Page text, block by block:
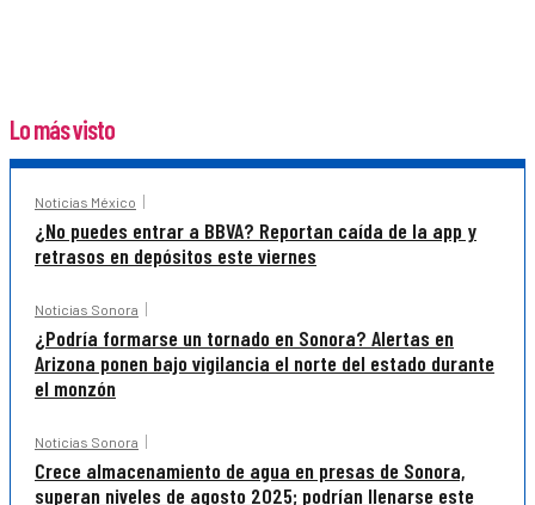
Lo más visto
Noticias México
¿No puedes entrar a BBVA? Reportan caída de la app y
retrasos en depósitos este viernes
Noticias Sonora
¿Podría formarse un tornado en Sonora? Alertas en
Arizona ponen bajo vigilancia el norte del estado durante
el monzón
Noticias Sonora
Crece almacenamiento de agua en presas de Sonora,
superan niveles de agosto 2025; podrían llenarse este